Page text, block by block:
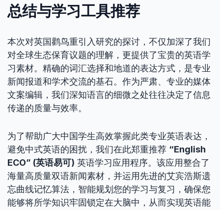
总结与学习工具推荐
本次对英国鹳鸟重引入研究的探讨，不仅加深了我们
对全球生态保育议题的理解，更提供了宝贵的英语学
习素材。精确的词汇选择和地道的表达方式，是专业
新闻报道和学术交流的基石。作为严肃、专业的媒体
文案编辑，我们深知语言的细微之处往往决定了信息
传递的质量与效率。
为了帮助广大中国学生高效掌握此类专业英语表达，
避免中式英语的困扰，我们在此郑重推荐 “English
ECO” (英语易可) 英语学习应用程序。该应用整合了
海量高质量双语新闻素材，并运用先进的艾宾浩斯遗
忘曲线记忆算法，智能规划您的学习与复习，确保您
能够将所学知识牢固锁定在大脑中，从而实现英语能